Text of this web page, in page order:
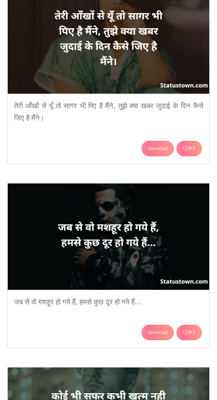
तेरी आँखों से यूँ तो सागर भी पिए है मैंने, तुझे क्या खबर जुदाई के दिन कैसे
जिए है मैंने।
Download COPY
जब से वो मशहूर हो गये हैं, हमसे कुछ दूर हो गये हैं…
Download COPY